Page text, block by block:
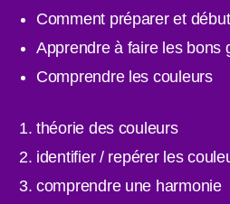
Comment préparer et
Apprendre à faire les bons
Comprendre les couleurs
théorie des couleurs
identifier / repérer les
comprendre une harmonie